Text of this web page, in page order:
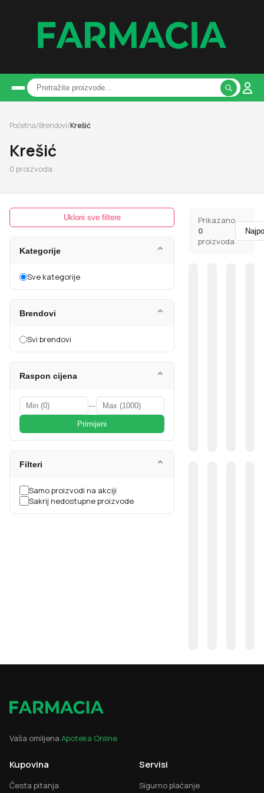
Početna/Brendovi/Krešić
Krešić
0 proizvoda
Ukloni sve filtere
Kategorije ⌄
Sve kategorije
Brendovi ⌄
Svi brendovi
Raspon cijena ⌄
—
Primijeni
Filteri ⌄
Samo proizvodi na akciji
Sakrij nedostupne proizvode
Prikazano
0
proizvoda
Vaša omiljena Apoteka Online
Kupovina
Česta pitanja
Servisi
Sigurno plaćanje